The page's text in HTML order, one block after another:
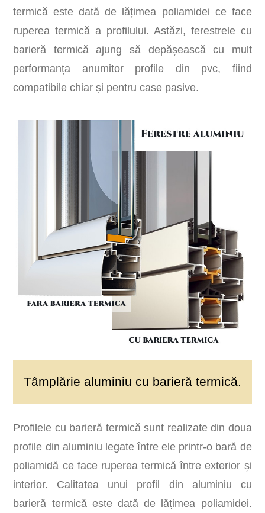
termică este dată de lățimea poliamidei ce face
ruperea termică a profilului. Astăzi, ferestrele cu
barieră termică ajung să depășească cu mult
performanța anumitor profile din pvc, fiind
compatibile chiar și pentru case pasive.
Tâmplărie aluminiu cu barieră termică.
Profilele cu barieră termică sunt realizate din doua
profile din aluminiu legate între ele printr-o bară de
poliamidă ce face ruperea termică între exterior și
interior. Calitatea unui profil din aluminiu cu
barieră termică este dată de lățimea poliamidei.